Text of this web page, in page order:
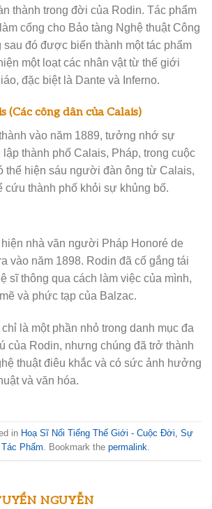
thành trong đời của Rodin. Tác phẩm
cổng cho Bảo tàng Nghệ thuật Công
đó được biến thành một tác phẩm
một loạt các nhân vật từ thế giới
đặc biệt là Dante và Inferno.
(Các công dân của Calais)
vào năm 1889, tưởng nhớ sự
thành phố Calais, Pháp, trong cuộc
thể hiện sáu người đàn ông từ Calais,
cứu thành phố khỏi sự khủng bố.
nhà văn người Pháp Honoré de
vào năm 1898. Rodin đã cố gắng tái
sĩ thông qua cách làm việc của mình,
và phức tạp của Balzac.
là một phần nhỏ trong danh mục đa
của Rodin, nhưng chúng đã trở thành
thuật điêu khắc và có sức ảnh hưởng
và văn hóa.
in Hoạ Sĩ Nổi Tiếng Thế Giới - Cuộc Đời, Sự
Phẩm. Bookmark the permalink.
NGUYỄN